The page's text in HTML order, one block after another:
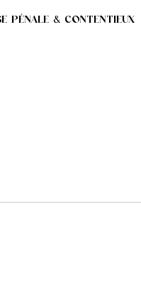
PÉNALE & CONTENTIEUX